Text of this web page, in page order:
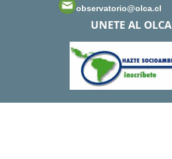
observatorio@olca.cl
UNETE AL OLCA